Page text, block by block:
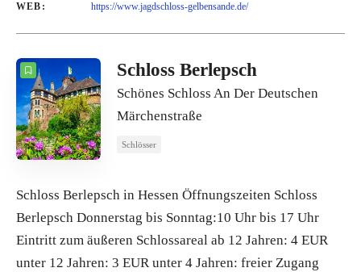
WEB:
https://www.jagdschloss-gelbensande.de/
Schloss Berlepsch
Schönes Schloss An Der Deutschen
Märchenstraße
Schlösser
Schloss Berlepsch in Hessen Öffnungszeiten Schloss
Berlepsch Donnerstag bis Sonntag:10 Uhr bis 17 Uhr
Eintritt zum äußeren Schlossareal ab 12 Jahren: 4 EUR
unter 12 Jahren: 3 EUR unter 4 Jahren: freier Zugang